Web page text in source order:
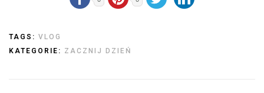
TAGS: VLOG
KATEGORIE: ZACZNIJ DZIEŃ